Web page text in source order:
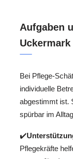
Aufgaben
Uckermark
Bei Pflege-
individuelle
abgestimmt ist.
spürbar im
✔️
Pflegekräfte